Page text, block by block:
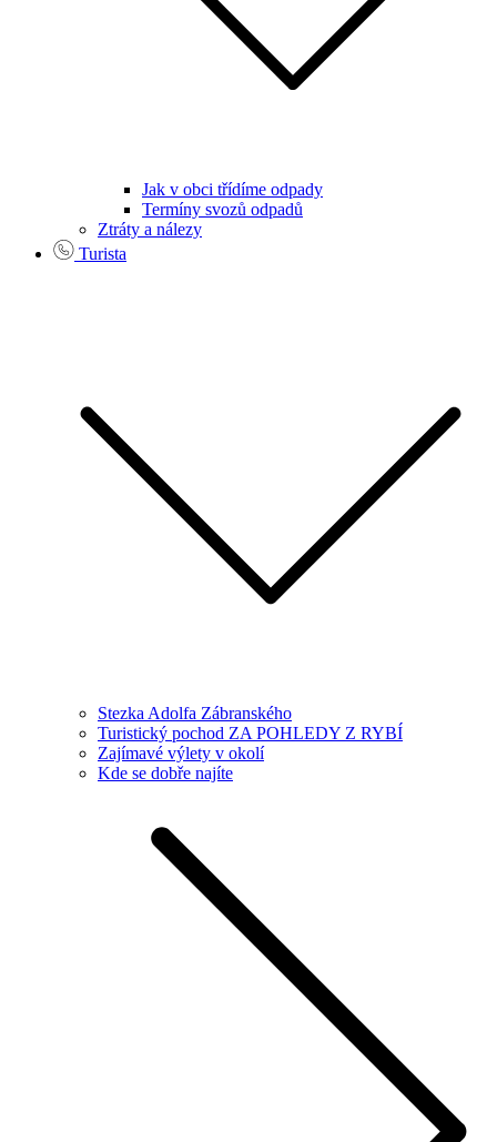
Jak v obci třídíme odpady
Termíny svozů odpadů
Ztráty a nálezy
Turista
Stezka Adolfa Zábranského
Turistický pochod ZA POHLEDY Z RYBÍ
Zajímavé výlety v okolí
Kde se dobře najíte